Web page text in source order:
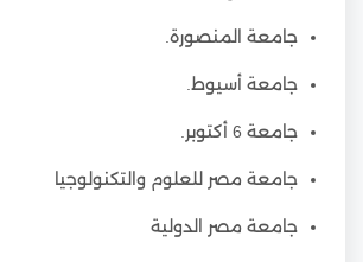
جامعة المنصورة.
جامعة أسيوط.
جامعة 6 أكتوبر.
جامعة مصر للعلوم والتكنولوجيا
جامعة مصر الدولية